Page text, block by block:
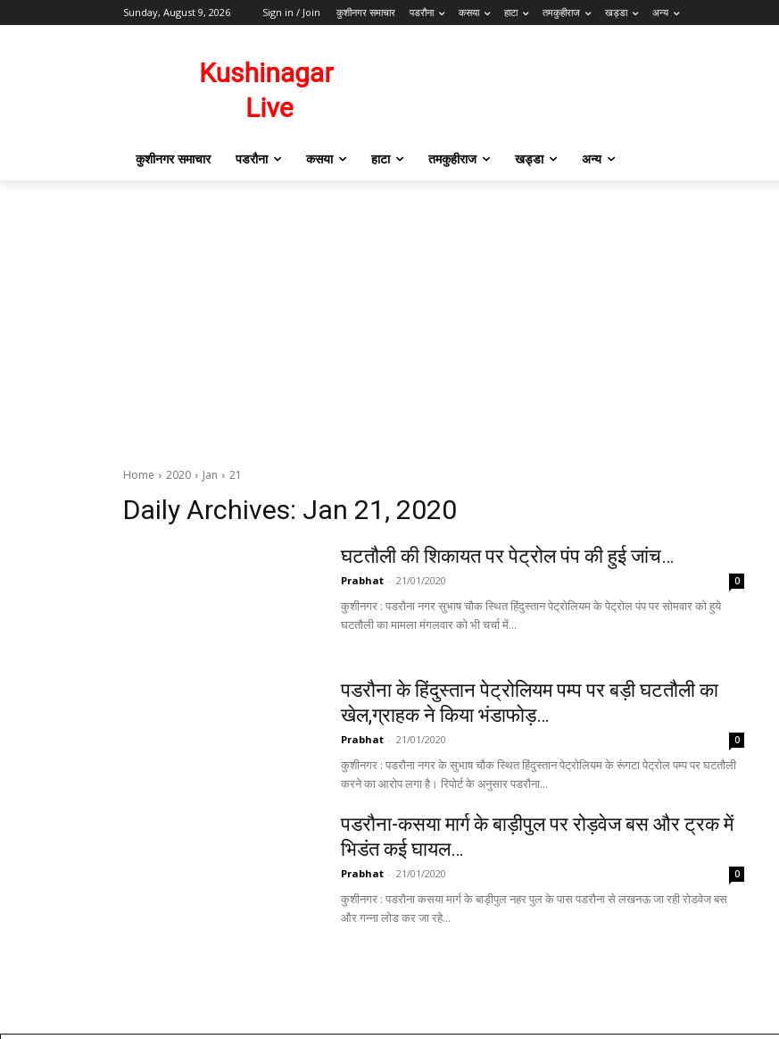
Sunday, August 9, 2026 Sign in / Join कुशीनगर समाचार पडरौना कसया हाटा तमकुहीराज खड्डा अन्य
कुशीनगर समाचार पडरौना कसया हाटा तमकुहीराज खड्डा अन्य
Home 2020 Jan 21
Daily Archives: Jan 21, 2020
घटतौली की शिकायत पर पेट्रोल पंप की हुई जांच…
Prabhat - 21/01/2020 0
कुशीनगर : पडरौना नगर सुभाष चौक स्थित हिंदुस्तान पेट्रोलियम के पेट्रोल पंप पर सोमवार को हुये
घटतौली का मामला मंगलवार को भी चर्चा में...
पडरौना के हिंदुस्तान पेट्रोलियम पम्प पर बड़ी घटतौली का
खेल,ग्राहक ने किया भंडाफोड़…
Prabhat - 21/01/2020 0
कुशीनगर : पडरौना नगर के सुभाष चौक स्थित हिंदुस्तान पेट्रोलियम के रूंगटा पेट्रोल पम्प पर घटतौली
करने का आरोप लगा है। रिपोर्ट के अनुसार पडरौना...
पडरौना-कसया मार्ग के बाड़ीपुल पर रोड़वेज बस और ट्रक में
भिडंत कई घायल…
Prabhat - 21/01/2020 0
कुशीनगर : पडरौना कसया मार्ग के बाड़ीपुल नहर पुल के पास पडरौना से लखनऊ जा रही रोडवेज बस
और गन्ना लोड कर जा रहे...